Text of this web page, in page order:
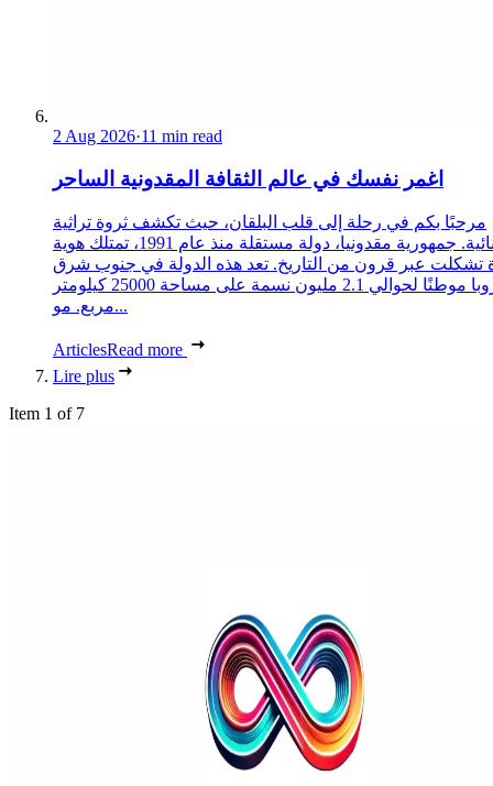
2 Aug 2026·11 min read
اغمر نفسك في عالم الثقافة المقدونية الساحر
مرحبًا بكم في رحلة إلى قلب البلقان، حيث تكشف ثروة تراثية
استثنائية. جمهورية مقدونيا، دولة مستقلة منذ عام 1991، تمتلك هوية
تشكلت عبر قرون من التاريخ. تعد هذه الدولة في جنوب شرق
أوروبا موطنًا لحوالي 2.1 مليون نسمة على مساحة 25000 كيلومتر
مربع. مو...
ArticlesRead more
Lire plus
Item 1 of 7